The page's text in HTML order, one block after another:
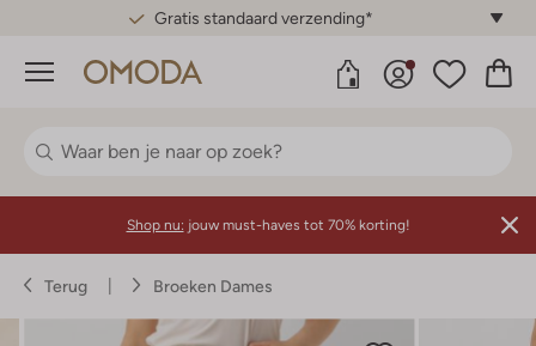
Gratis standaard verzending*
Menu
Shop nu: jouw must-haves tot 70% korting!
Terug Broeken Dames